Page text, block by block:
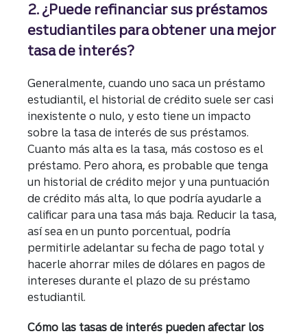
2. ¿Puede refinanciar sus préstamos
estudiantiles para obtener una mejor
tasa de interés?
Generalmente, cuando uno saca un préstamo
estudiantil, el historial de crédito suele ser casi
inexistente o nulo, y esto tiene un impacto
sobre la tasa de interés de sus préstamos.
Cuanto más alta es la tasa, más costoso es el
préstamo. Pero ahora, es probable que tenga
un historial de crédito mejor y una puntuación
de crédito más alta, lo que podría ayudarle a
calificar para una tasa más baja. Reducir la tasa,
así sea en un punto porcentual, podría
permitirle adelantar su fecha de pago total y
hacerle ahorrar miles de dólares en pagos de
intereses durante el plazo de su préstamo
estudiantil.
Cómo las tasas de interés pueden afectar los